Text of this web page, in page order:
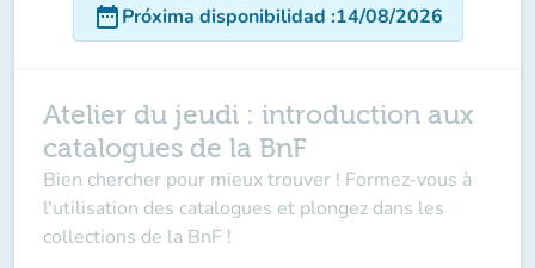
date_rangePróxima disponibilidad :14/08/2026
Atelier du jeudi : introduction aux
catalogues de la BnF
Bien chercher pour mieux trouver ! Formez-vous à
l'utilisation des catalogues et plongez dans les
collections de la BnF !